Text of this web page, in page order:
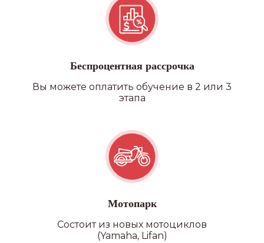
Беспроцентная рассрочка
Вы можете оплатить обучение в 2 или 3
этапа
Мотопарк
Состоит из новых мотоциклов
(Yamaha, Lifan)